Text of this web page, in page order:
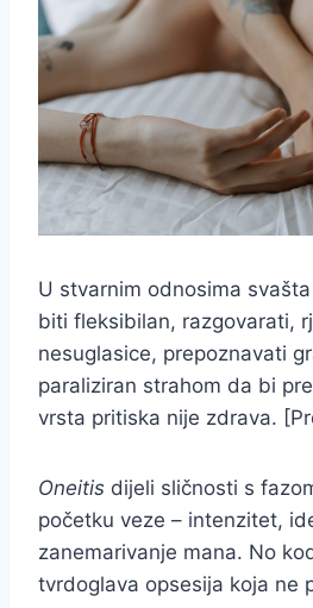
U stvarnim odnosima
biti fleksibilan, razgovarati,
nesuglasice, prepoznavati
paraliziran strahom da bi
vrsta pritiska nije zdrava.
Oneitis dijeli sličnosti s
početku veze – intenzitet,
zanemarivanje mana. No
tvrdoglava opsesija koja ne